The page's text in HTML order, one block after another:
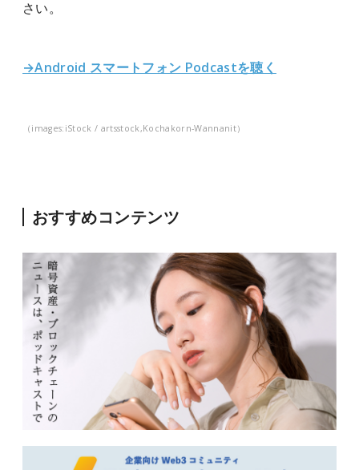
さい。
→Android スマートフォン Podcastを聴く
（images:iStock / artsstock,Kochakorn-Wannanit）
おすすめコンテンツ